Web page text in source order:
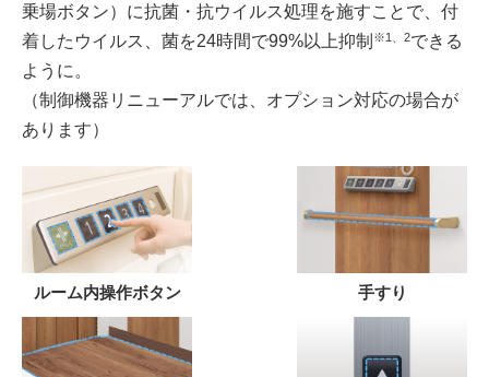
乗場ボタン）に抗菌・抗ウイルス処理を施すことで、付
着したウイルス、菌を24時間で99%以上抑制 ※1、2できる
ように。
（制御機器リニューアルでは、オプション対応の場合が
あります）
ルーム内操作ボタン 手すり